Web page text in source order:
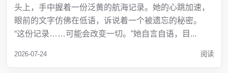
头上，手中握着一份泛黄的航海记录。她的心跳加速，
眼前的文字仿佛在低语，诉说着一个被遗忘的秘密。
“这份记录……可能会改变一切。”她自言自语，目...
2026-07-24 阅读